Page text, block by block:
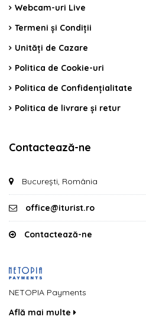
Webcam-uri Live
Termeni și Condiții
Unități de Cazare
Politica de Cookie-uri
Politica de Confidențialitate
Politica de livrare și retur
Contactează-ne
București, România
office@iturist.ro
Contactează-ne
NETOPIA Payments
Află mai multe